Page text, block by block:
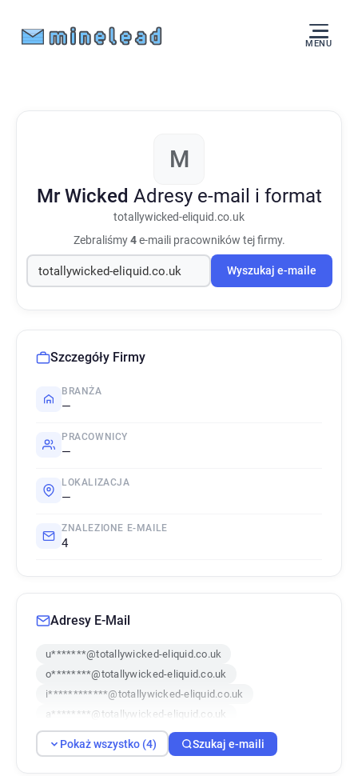
MENU
M
Mr Wicked Adresy e-mail i format
totallywicked-eliquid.co.uk
Zebraliśmy4e-maili pracowników tej firmy.
Wyszukaj e-maile
Szczegóły Firmy
BRANŻA
—
PRACOWNICY
—
LOKALIZACJA
—
ZNALEZIONE E-MAILE
4
Adresy E-Mail
u*******@totallywicked-eliquid.co.uk
o********@totallywicked-eliquid.co.uk
i************@totallywicked-eliquid.co.uk
a********@totallywicked-eliquid.co.uk
Pokaż wszystko (4) Szukaj e-maili